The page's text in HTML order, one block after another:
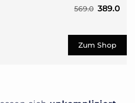
569.0 389.0
Zum Shop